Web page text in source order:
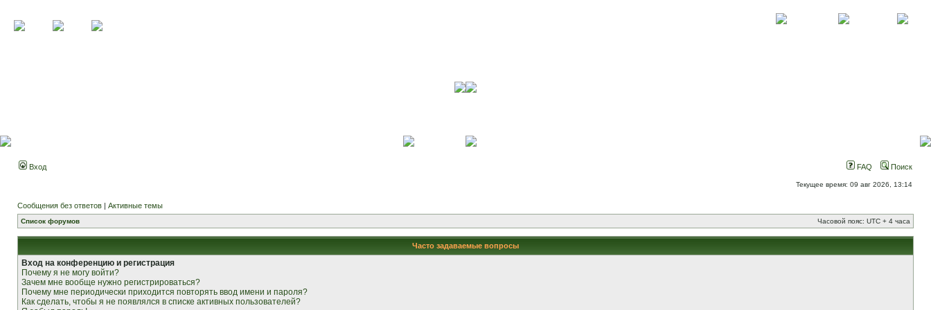
Вход FAQ Поиск
Текущее время: 09 авг 2026, 13:14
Сообщения без ответов | Активные темы
Список форумов Часовой пояс: UTC + 4 часа
Часто задаваемые вопросы
Вход на конференцию и регистрация
Почему я не могу войти?
Зачем мне вообще нужно регистрироваться?
Почему мне периодически приходится повторять ввод имени и пароля?
Как сделать, чтобы я не появлялся в списке активных пользователей?